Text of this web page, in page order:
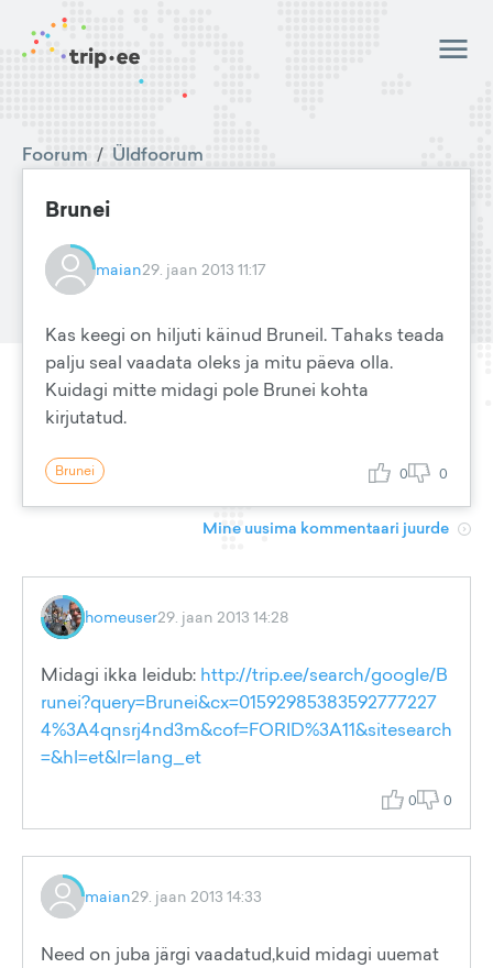
Foorum / Üldfoorum
Brunei
maian29. jaan 2013 11:17
Kas keegi on hiljuti käinud Bruneil. Tahaks teada
palju seal vaadata oleks ja mitu päeva olla.
Kuidagi mitte midagi pole Brunei kohta
kirjutatud.
Brunei 0 0
Mine uusima kommentaari juurde
homeuser29. jaan 2013 14:28
Midagi ikka leidub: http://trip.ee/search/google/B
runei?query=Brunei&cx=01592985383592777227
4%3A4qnsrj4nd3m&cof=FORID%3A11&sitesearch
=&hl=et&lr=lang_et
0 0
maian29. jaan 2013 14:33
Need on juba järgi vaadatud,kuid midagi uuemat